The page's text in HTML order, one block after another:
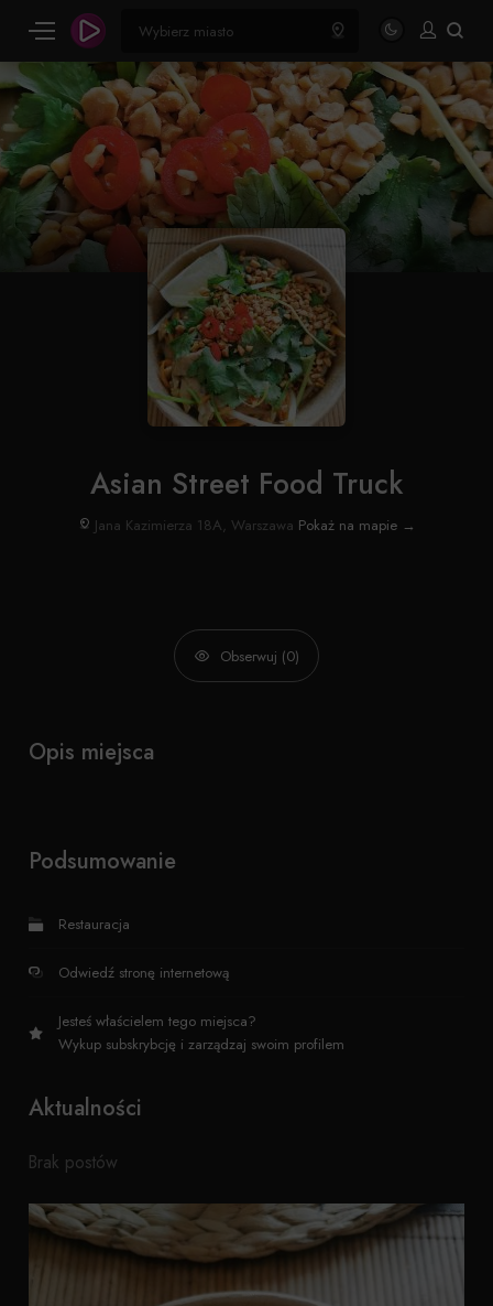
Asian Street Food Truck
Jana Kazimierza 18A, Warszawa Pokaż na mapie →
Obserwuj (0)
Opis miejsca
Podsumowanie
Restauracja
Odwiedź stronę internetową
Jesteś właścielem tego miejsca?
Wykup subskrybcję i zarządzaj swoim profilem
Aktualności
Brak postów